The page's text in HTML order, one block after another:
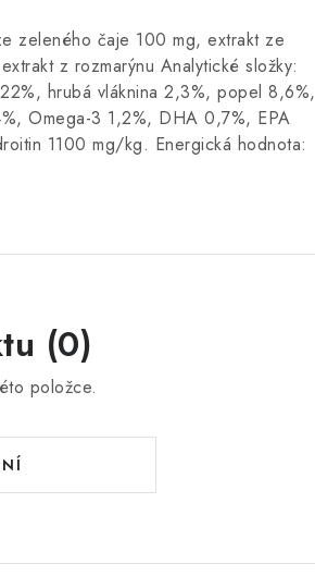
zeleného čaje 100 mg, extrakt ze
z rozmarýnu Analytické složky:
hrubá vláknina 2,3%, popel 8,6%,
Omega-3 1,2%, DHA 0,7%, EPA
1100 mg/kg. Energická hodnota:
(0)
položce.